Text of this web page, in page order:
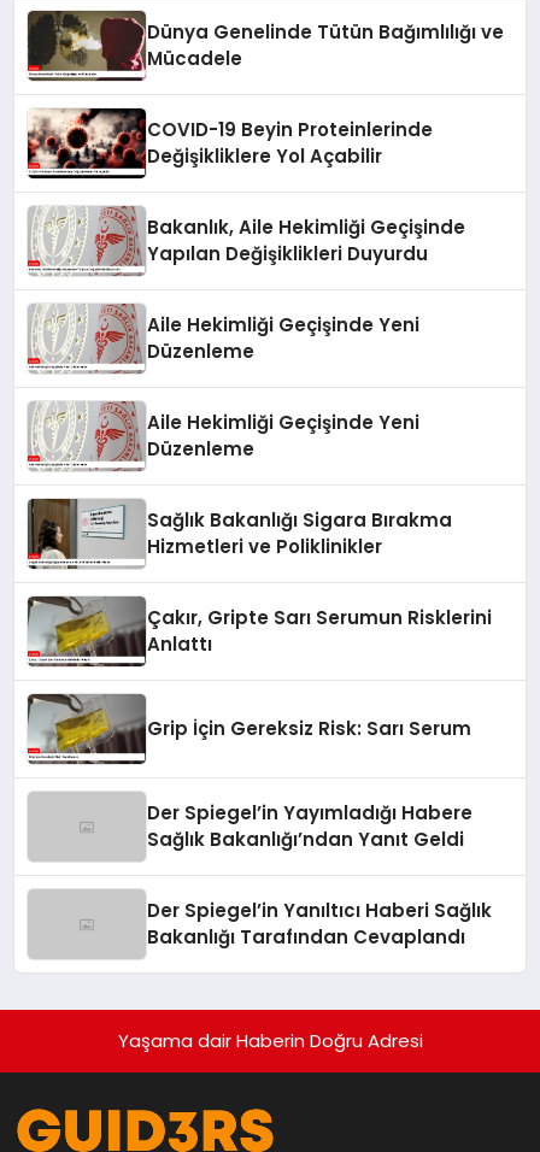
Dünya Genelinde Tütün Bağımlılığı ve
Mücadele
COVID-19 Beyin Proteinlerinde
Değişikliklere Yol Açabilir
Bakanlık, Aile Hekimliği Geçişinde
Yapılan Değişiklikleri Duyurdu
Aile Hekimliği Geçişinde Yeni
Düzenleme
Aile Hekimliği Geçişinde Yeni
Düzenleme
Sağlık Bakanlığı Sigara Bırakma
Hizmetleri ve Poliklinikler
Çakır, Gripte Sarı Serumun Risklerini
Anlattı
Grip İçin Gereksiz Risk: Sarı Serum
Der Spiegel’in Yayımladığı Habere
Sağlık Bakanlığı’ndan Yanıt Geldi
Der Spiegel’in Yanıltıcı Haberi Sağlık
Bakanlığı Tarafından Cevaplandı
Yaşama dair Haberin Doğru Adresi